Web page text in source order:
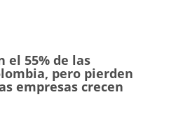
el 55% de las
pero pierden
empresas crecen